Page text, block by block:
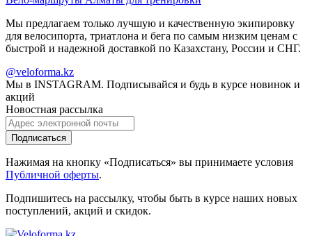
Мы предлагаем только лучшую и качественную экипировку
для велосипорта, триатлона и бега по самым низким ценам с
быстрой и надежной доставкой по Казахстану, России и СНГ.
@veloforma.kz
Мы в INSTAGRAM. Подписывайся и будь в курсе новинок и
акций
Новостная рассылка
Подписаться
Нажимая на кнопку «Подписаться» вы принимаете условия
Публичной оферты.
Подпишитесь на рассылку, чтобы быть в курсе наших новых
поступлений, акций и скидок.